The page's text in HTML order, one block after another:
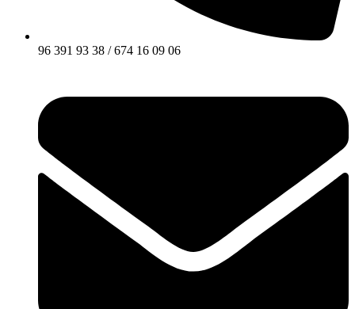
96 391 93 38 / 674 16 09 06